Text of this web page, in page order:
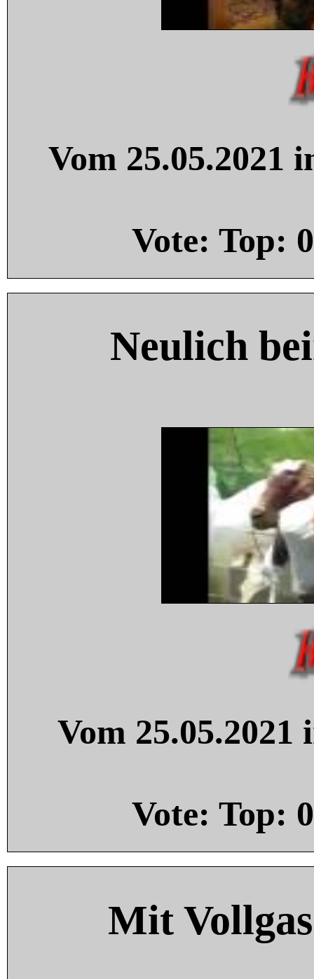
Vom 25.05.2021
Vote: Top: 0
Neulich
Vom
Vote: Top: 0
Mit